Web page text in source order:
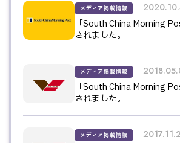
メディア掲載情報
「South China Morning
されました。
メディア掲載情報
「South China Morning
されました。
メディア掲載情報